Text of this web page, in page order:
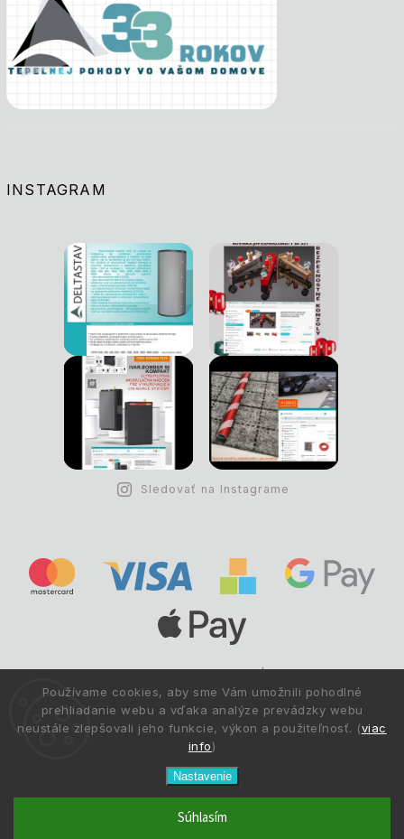
Používame cookies, aby sme Vám umožnili pohodlné
prehliadanie webu a vďaka analýze prevádzky webu
neustále zlepšovali jeho funkcie, výkon a použiteľnosť. (viac
info)
Nastavenie
Súhlasím
INSTAGRAM
Sledovať na Instagrame
Copyright © 1993 -2026 Deltastav.sk|
.
Všetky práva vyhradené.